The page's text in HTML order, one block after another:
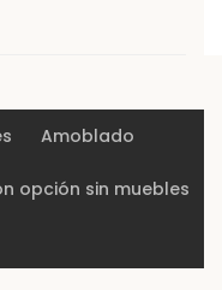
Amoblado
opción sin muebles